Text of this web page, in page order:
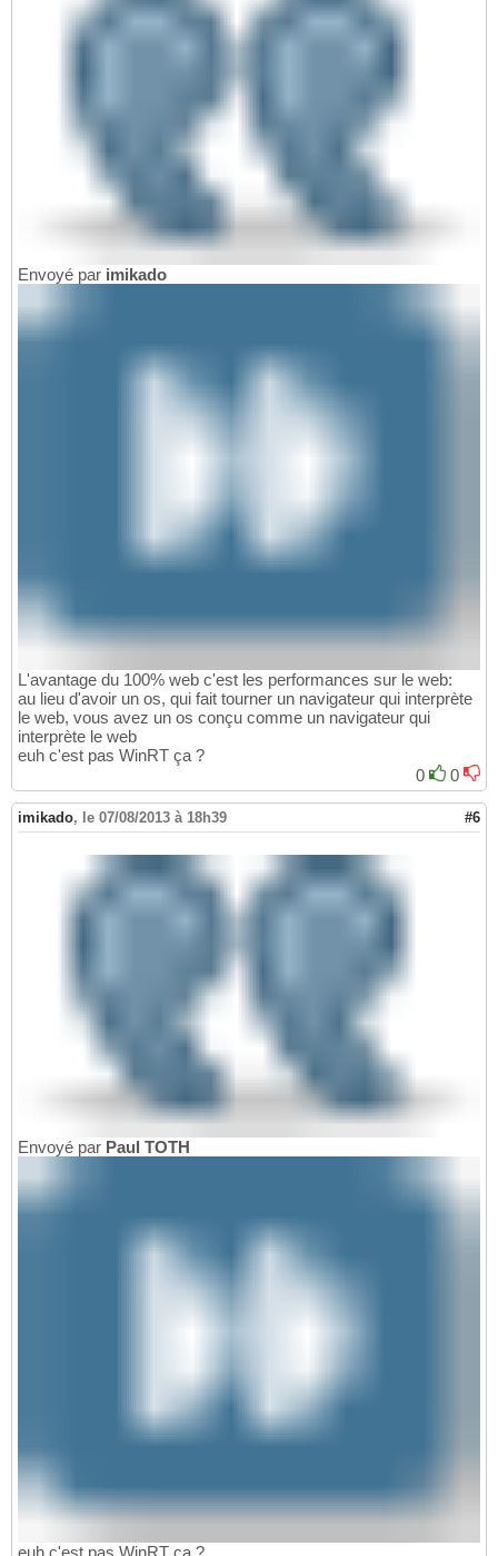
Envoyé par imikado
L'avantage du 100% web c'est les performances sur le web:
au lieu d'avoir un os, qui fait tourner un navigateur qui interprète
le web, vous avez un os conçu comme un navigateur qui
interprète le web
euh c'est pas WinRT ça ?
0
0
imikado, le 07/08/2013 à 18h39 #6
Envoyé par Paul TOTH
euh c'est pas WinRT ça ?